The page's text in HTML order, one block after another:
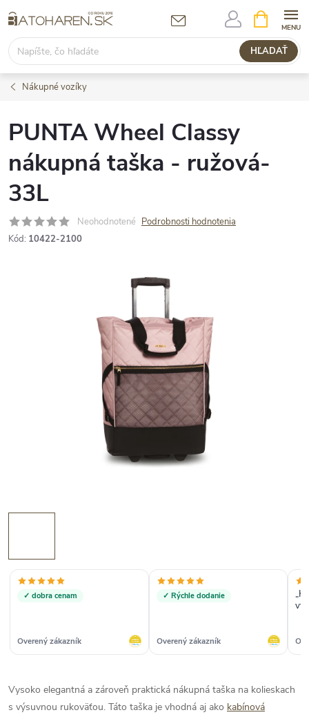
na
obsah
HĽADAŤ
KOŠÍK
Nákupné vozíky
PUNTA Wheel Classy
nákupná taška - ružová-
33L
Neohodnotené Podrobnosti hodnotenia
Kód: 10422-2100
✓ dobra cenam
Overený zákazník
✓ Rýchle dodanie
Overený zákazník
Vysoko elegantná a zároveň praktická nákupná taška na kolieskach
s výsuvnou rukoväťou. Táto taška je vhodná aj ako kabínová